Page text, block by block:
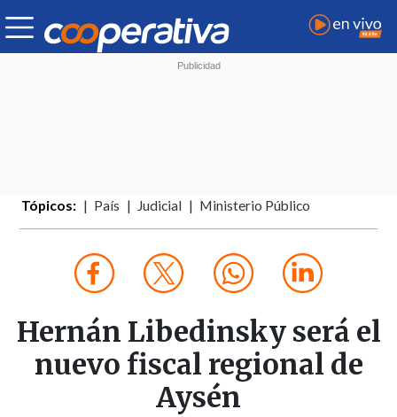
Tópicos: País Judicial Ministerio Público
Hernán Libedinsky será el
nuevo fiscal regional de
Aysén